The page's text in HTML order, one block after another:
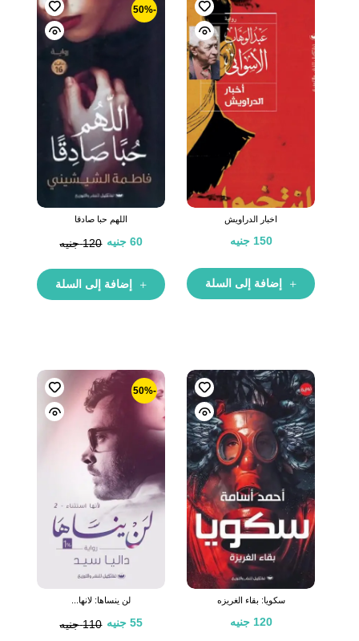
اخبار الدراويش
150 جنيه
إضافة إلى السلة
-50%
اللهم حبا صادقا
120 جنيه 60 جنيه
إضافة إلى السلة
سكويا: بقاء الغريزه
120 جنيه
-50%
لن ينساها: لانها...
110 جنيه 55 جنيه